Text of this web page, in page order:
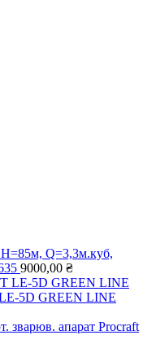
Н=85м, Q=3,3м.куб,
9000,00 ₴
5D GREEN LINE